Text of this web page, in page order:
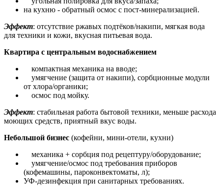
на кухню - обратный осмос с пост-минерализацией.
Эффект: отсутствие ржавых подтёков/накипи, мягкая вода
для техники и кожи, вкусная питьевая вода.
Квартира с центральным водоснабжением
компактная механика на вводе;
умягчение (защита от накипи), сорбционные модули
от хлора/органики;
осмос под мойку.
Эффект: стабильная работа бытовой техники, меньше расхода
моющих средств, приятный вкус воды.
Небольшой бизнес (кофейни, мини-отели, кухни)
механика + сорбция под рецептуру/оборудование;
умягчение/осмос под требования приборов
(кофемашины, пароконвектоматы, л);
УФ-дезинфекция при санитарных требованиях.